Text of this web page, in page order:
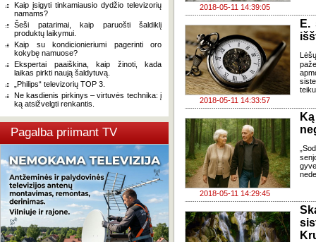
Kaip įsigyti tinkamiausio dydžio televizorių
namams?
Šeši patarimai, kaip paruošti šaldiklį
produktų laikymui.
Kaip su kondicionieriumi pagerinti oro
kokybę namuose?
Ekspertai paaiškina, kaip žinoti, kada
laikas pirkti naują šaldytuvą.
„Philips“ televizorių TOP 3.
Ne kasdienis pirkinys – virtuvės technika: į
ką atsižvelgti renkantis.
Pagalba priimant TV
2018-05-11 14:39:05
2018-05-11 14:33:57
E.
2018-05-11 14:29:45